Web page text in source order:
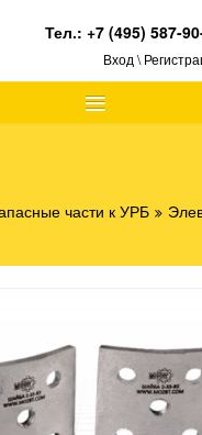
≡
Тел.:+7 (495) 587-
Вход \
части к УРБ